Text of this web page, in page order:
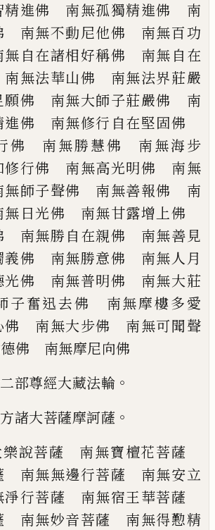
精進佛 南無孤獨精進佛 南
南無不動尼他佛 南無百功
自在諸相好稱佛 南無自在
無法華山佛 南無法界莊嚴
佛 南無大師子莊嚴佛 南
進佛 南無修行自在堅固佛
佛 南無勝慧佛 南無海步
行佛 南無高光明佛 南無
師子聲佛 南無善報佛 南
日光佛 南無甘露增上佛
南無勝自在親佛 南無善見
義佛 南無勝意佛 南無人月
光佛 南無普明佛 南無大莊
子奮迅去佛 南無摩樓多愛
佛 南無大步佛 南無可聞聲
佛 南無摩尼向佛
部尊經大藏法輪 。
諸大菩薩摩訶薩 。
樂說菩薩 南無寶檀花菩薩
南無無邊行菩薩 南無安立
行菩薩 南無宿王華菩薩
南無妙音菩薩 南無得懃精